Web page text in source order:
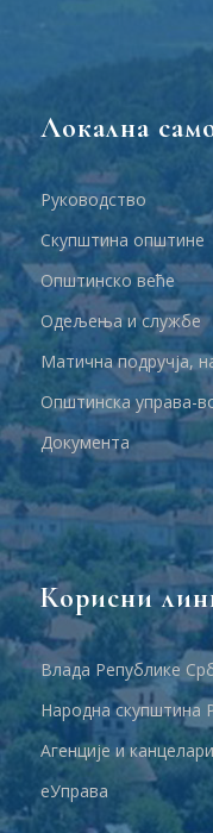
Локална
Руководство
Скупштина општине
Општинско веће
Одељења и службе
Матична подручја,
Општинска управа-
Документа
Корисни
Влада Републике
Народна скупштина
Агенције и
еУправа